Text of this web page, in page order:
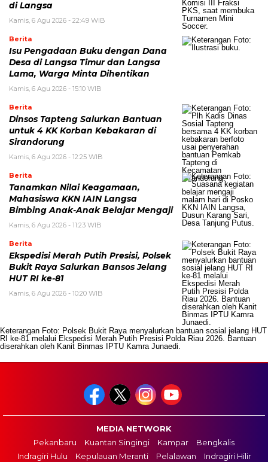
di Langsa
Kamis, 6 Agu 2026 - 22:49 WIB
Berita
Isu Pengadaan Buku dengan Dana
Desa di Langsa Timur dan Langsa
Lama, Warga Minta Dihentikan
Kamis, 6 Agu 2026 - 15:10 WIB
Berita
Dinsos Tapteng Salurkan Bantuan
untuk 4 KK Korban Kebakaran di
Sirandorung
Kamis, 6 Agu 2026 - 12:25 WIB
Berita
Tanamkan Nilai Keagamaan,
Mahasiswa KKN IAIN Langsa
Bimbing Anak-Anak Belajar Mengaji
Kamis, 6 Agu 2026 - 11:23 WIB
Berita
Ekspedisi Merah Putih Presisi, Polsek
Bukit Raya Salurkan Bansos Jelang
HUT RI ke-81
Kamis, 6 Agu 2026 - 10:20 WIB
Keterangan Foto: Polsek Bukit Raya menyalurkan bantuan sosial jelang HUT
RI ke-81 melalui Ekspedisi Merah Putih Presisi Polda Riau 2026. Bantuan
diserahkan oleh Kanit Binmas IPTU Kamra Junaedi.
MEDIA NETWORK
Pekanbaru
Kuantan Singingi Kampar
Bengkalis
Indragiri Hulu
Kepulauan Meranti Pelalawan Indragiri Hilir